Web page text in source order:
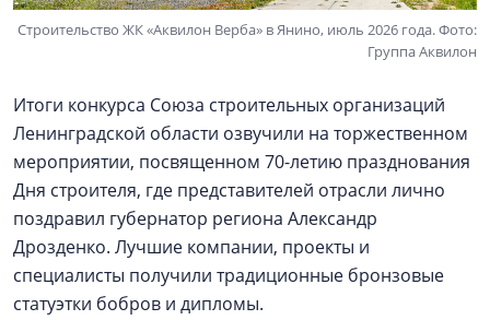
Строительство ЖК «Аквилон Верба» в Янино, июль 2026 года. Фото:
Группа Аквилон
Итоги конкурса Союза строительных организаций
Ленинградской области озвучили на торжественном
мероприятии, посвященном 70-летию празднования
Дня строителя, где представителей отрасли лично
поздравил губернатор региона Александр
Дрозденко. Лучшие компании, проекты и
специалисты получили традиционные бронзовые
статуэтки бобров и дипломы.